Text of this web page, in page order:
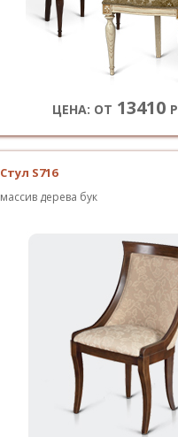
ЦЕНА: ОТ 13410
Стул S716
массив дерева бук